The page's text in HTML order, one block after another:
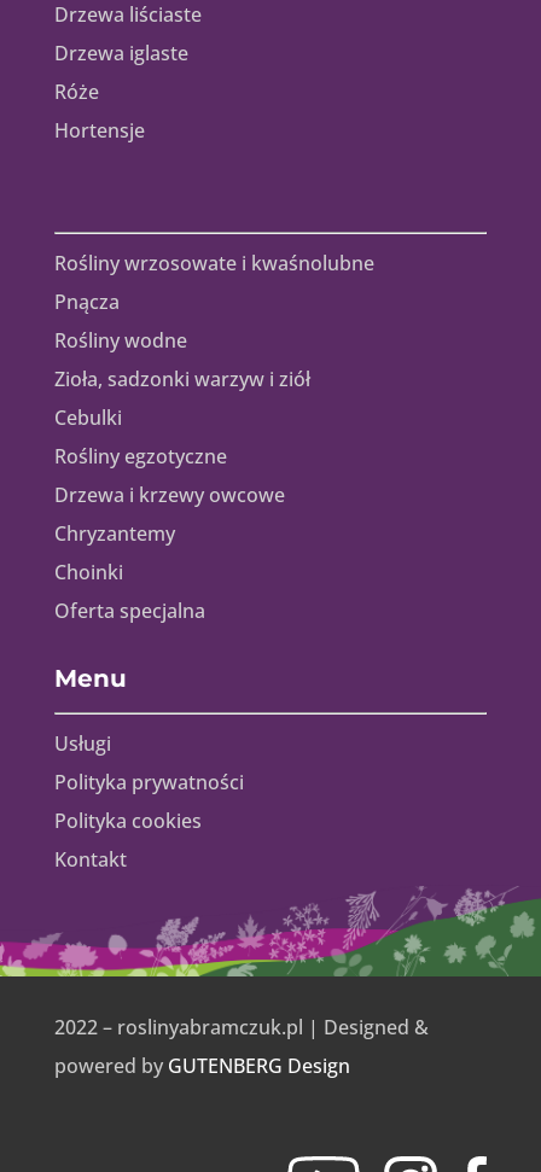
Drzewa liściaste
Drzewa iglaste
Róże
Hortensje
Rośliny wrzosowate i kwaśnolubne
Pnącza
Rośliny wodne
Zioła, sadzonki warzyw i ziół
Cebulki
Rośliny egzotyczne
Drzewa i krzewy owcowe
Chryzantemy
Choinki
Oferta specjalna
Menu
Usługi
Polityka prywatności
Polityka cookies
Kontakt
2022 – roslinyabramczuk.pl | Designed &
powered by GUTENBERG Design